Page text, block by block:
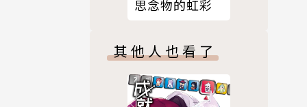
思念物的虹彩
其他人也看了